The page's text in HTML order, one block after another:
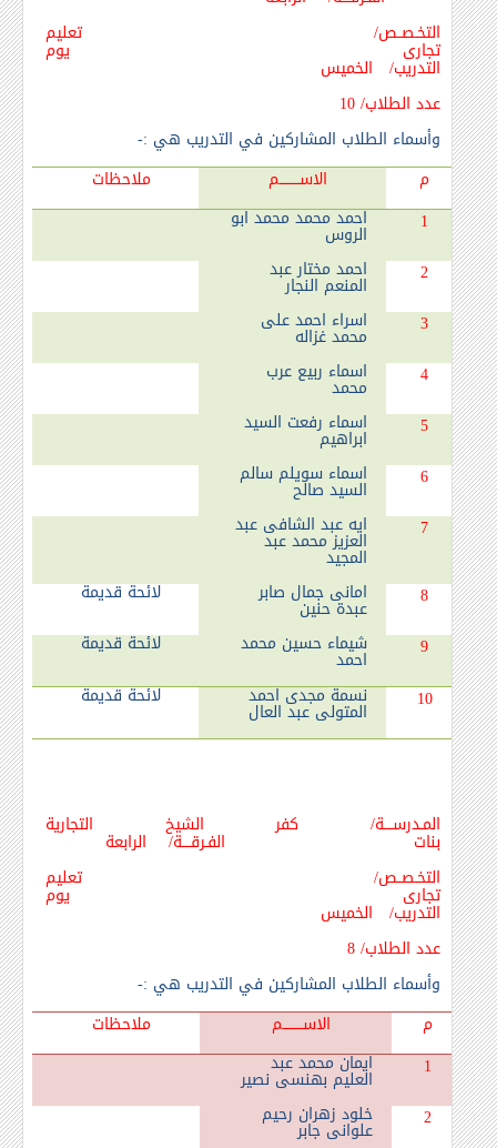
التخـصــص/ تعليم
تجارى يوم
التدريب/ الخميس
عدد الطلاب/ 10
وأسماء الطلاب المشاركين في التدريب هي :-
م
الاســـــــــم
ملاحظات
1
احمد محمد محمد ابو
الروس
2
احمد مختار عبد
المنعم النجار
3
اسراء احمد على
محمد غزاله
4
اسماء ربيع عرب
محمد
5
اسماء رفعت السيد
ابراهيم
6
اسماء سويلم سالم
السيد صالح
7
ايه عبد الشافى عبد
العزيز محمد عبد
المجيد
8
امانى جمال صابر
عبدة حنين
لائحة قديمة
9
شيماء حسين محمد
احمد
لائحة قديمة
10
نسمة مجدى احمد
المتولى عبد العال
لائحة قديمة
المـدرســــة/ كفر الشيخ التجارية
بنات الفـرقــــة/ الرابعة
التخـصــص/ تعليم
تجارى يوم
التدريب/ الخميس
عدد الطلاب/ 8
وأسماء الطلاب المشاركين في التدريب هي :-
م
الاســـــــــم
ملاحظات
1
ايمان محمد عبد
العليم بهنسى نصير
2
خلود زهران رحيم
علوانى جابر